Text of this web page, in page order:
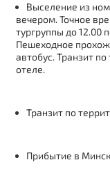
Выселение из
вечером. Точное
тургруппы до 12.00
Пешеходное
автобус. Транзит
отеле.
Транзит по
Прибытие в